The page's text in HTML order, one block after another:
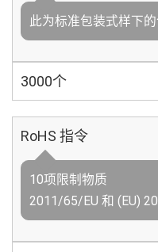
此为标准包装式样下的
3000个
RoHS 指令
10项限制物质
2011/65/EU 和 (EU)